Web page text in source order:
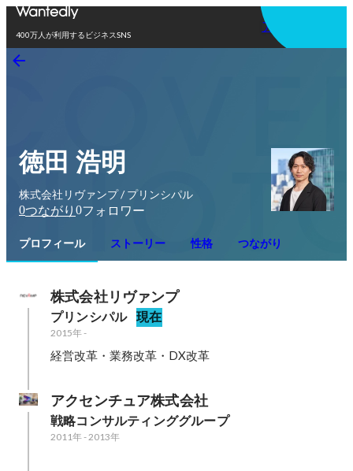
400万人が利用するビジネスSNS
アプリを使う
徳田 浩明
株式会社リヴァンプ / プリンシパル
0つながり 0フォロワー
プロフィール ストーリー 性格 つながり
株式会社リヴァンプ
プリンシパル 現在
2015年-
経営改革・業務改革・DX改革
アクセンチュア株式会社
戦略コンサルティンググループ
2011年-2013年